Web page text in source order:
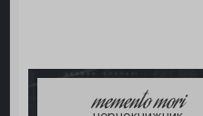
memento mori